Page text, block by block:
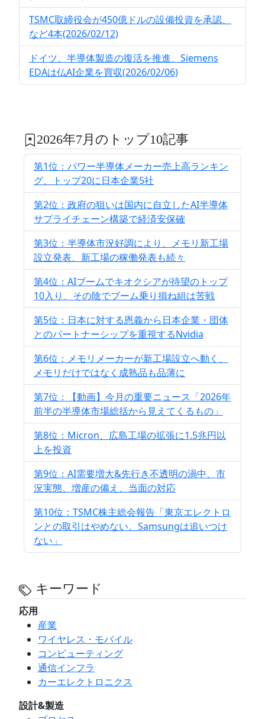
TSMC取締役会が450億ドルの設備投資を承認、
など4本(2026/02/12)
ドイツ、半導体製造の復活を推進、Siemens
EDAは仏AI企業を買収(2026/02/06)
2026年7月のトップ10記事
第1位：パワー半導体メーカー売上高ランキン
グ、トップ20に日本企業5社
第2位：政府の狙いは国内に自立したAI半導体
サプライチェーン構築で経済安保確
第3位：半導体市況好調により、メモリ新工場
設立発表、新工場の稼働発表も続々
第4位：AIブームでキオクシアが待望のトップ
10入り、その陰でブーム乗り損ね組は苦戦
第5位：日本に対する恩義から日本企業・団体
とのパートナーシップを重視するNvidia
第6位：メモリメーカーが新工場設立へ動く、
メモリだけではなく成熟品も品薄に
第7位：【動画】今月の重要ニュース「2026年
前半の半導体市場総括から見えてくるもの」
第8位：Micron、広島工場の拡張に1.5兆円以
上を投資
第9位：AI需要増大&先行き不透明の渦中、市
況実態、増産の備え、当面の対応
第10位：TSMC株主総会報告「東京エレクトロ
ンとの取引はやめない。Samsungは追いつけ
ない」
キーワード
応用
産業
ワイヤレス・モバイル
コンピューティング
通信インフラ
カーエレクトロニクス
設計&製造